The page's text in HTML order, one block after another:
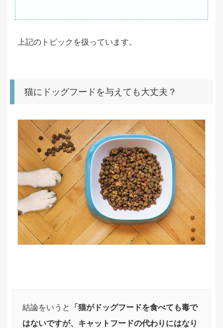
上記のトピックを扱っています。
猫にドッグフードを与えても大丈夫？
結論をいうと
「猫がドッグフードを食べても毒で
はないですが、キャットフードの代わりにはなり